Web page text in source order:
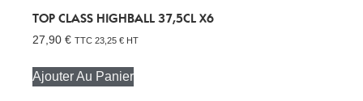
TOP CLASS HIGHBALL 37,5CL X6
27,90 € TTC 23,25 € HT
Ajouter Au Panier